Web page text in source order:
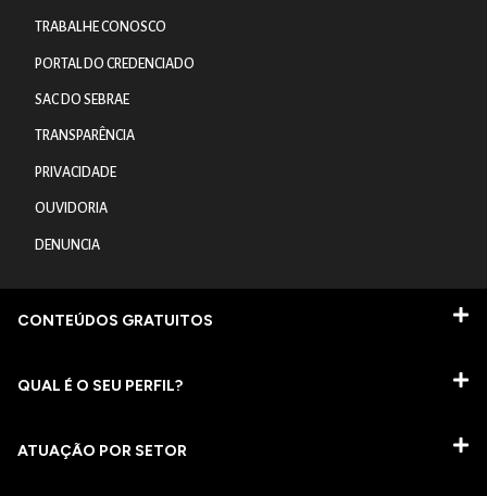
TRABALHE CONOSCO
PORTAL DO CREDENCIADO
SAC DO SEBRAE
TRANSPARÊNCIA
PRIVACIDADE
OUVIDORIA
DENUNCIA
CONTEÚDOS GRATUITOS
QUAL É O SEU PERFIL?
ATUAÇÃO POR SETOR